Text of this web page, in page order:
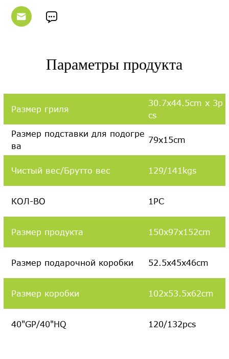
 
Параметры продукта
Размер гриля
30.7x44.5cm x 3p
cs
Размер подставки для подогре
ва
79x15cm
Чистый вес/Брутто вес 129/141kgs
КОЛ-ВО 1PC
Размер продукта 150x97x152cm
Размер подарочной коробки 52.5x45x46cm
Размер коробки 102x53.5x62cm
40"GP/40"HQ 120/132pcs